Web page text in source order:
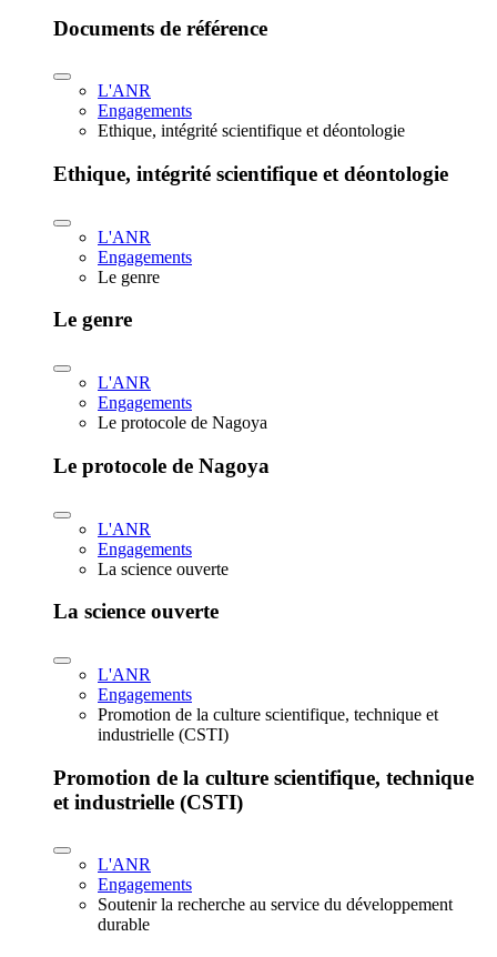
Documents de référence
L'ANR
Engagements
Ethique, intégrité scientifique et déontologie
Ethique, intégrité scientifique et déontologie
L'ANR
Engagements
Le genre
Le genre
L'ANR
Engagements
Le protocole de Nagoya
Le protocole de Nagoya
L'ANR
Engagements
La science ouverte
La science ouverte
L'ANR
Engagements
Promotion de la culture scientifique, technique et
industrielle (CSTI)
Promotion de la culture scientifique, technique
et industrielle (CSTI)
L'ANR
Engagements
Soutenir la recherche au service du développement
durable